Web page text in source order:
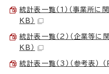
統計表一覧（1）（事業所
KB）
統計表一覧（2）（企業等
KB）
統計表一覧（3）（参考表